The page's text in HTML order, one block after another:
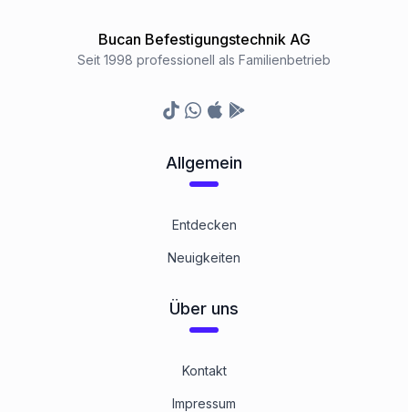
Bucan Befestigungstechnik AG
Seit 1998 professionell als Familienbetrieb
TikTokWhatsapp
Appstore
Google Play Store
Allgemein
Entdecken
Neuigkeiten
Über uns
Kontakt
Impressum